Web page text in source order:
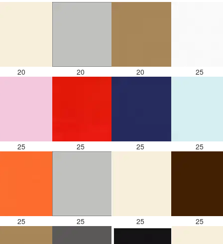
20 20 20 25
25 25 25 25
25 25 25 25